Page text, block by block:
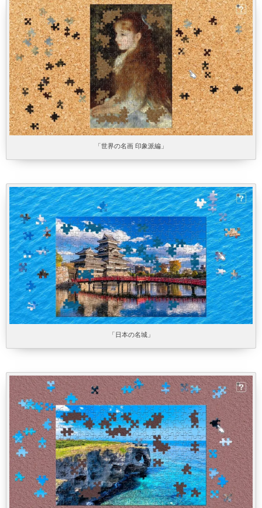
「世界の名画 印象派編」
「日本の名城」